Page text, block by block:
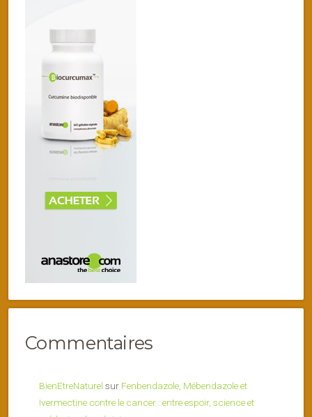
Commentaires
BienEtreNaturel sur Fenbendazole, Mébendazole et
Ivermectine contre le cancer : entre espoir, science et